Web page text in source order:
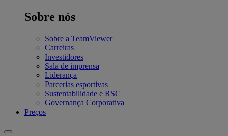
Sobre nós
Sobre a TeamViewer
Carreiras
Investidores
Sala de imprensa
Liderança
Parcerias esportivas
Sustentabilidade e RSC
Governança Corporativa
Preços